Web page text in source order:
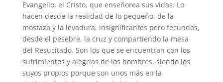
Evangelio, el Cristo, que enseñorea sus vidas. Lo
hacen desde la realidad de lo pequeño, de la
mostaza y la levadura, insignificantes pero fecundos,
desde el pesebre, la cruz y compartiendo la mesa
del Resucitado. Son los que se encuentran con los
sufrimientos y alegrías de los hombres, siendo los
suyos propios porque son unos más en la